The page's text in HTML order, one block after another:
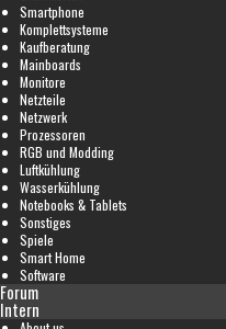
Smartphone
Komplettsysteme
Kaufberatung
Mainboards
Monitore
Netzteile
Netzwerk
Prozessoren
RGB und Modding
Luftkühlung
Wasserkühlung
Notebooks & Tablets
Sonstiges
Spiele
Smart Home
Software
Forum
Intern